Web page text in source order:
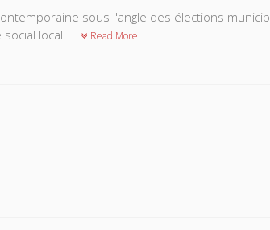
sous l'angle des élections
local.
Read More